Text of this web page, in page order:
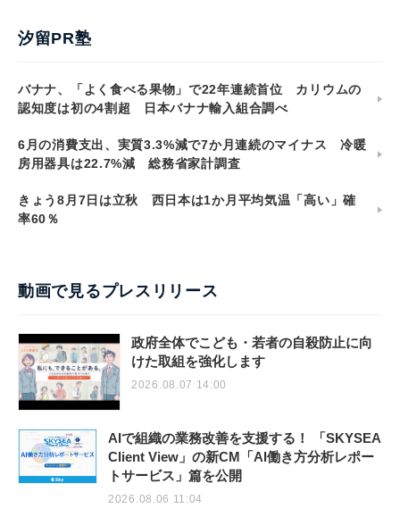
汐留PR塾
バナナ、「よく食べる果物」で22年連続首位 カリウムの
認知度は初の4割超 日本バナナ輸入組合調べ
6月の消費支出、実質3.3%減で7か月連続のマイナス 冷暖
房用器具は22.7%減 総務省家計調査
きょう8月7日は立秋 西日本は1か月平均気温「高い」確
率60％
動画で見るプレスリリース
政府全体でこども・若者の自殺防止に向
けた取組を強化します
2026.08.07 14:00
AIで組織の業務改善を支援する！ 「SKYSEA
Client View」の新CM「AI働き方分析レポー
トサービス」篇を公開
2026.08.06 11:04